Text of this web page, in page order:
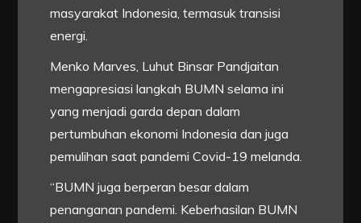
masyarakat Indonesia, termasuk transisi
energi.
Menko Marves, Luhut Binsar Pandjaitan
mengapresiasi langkah BUMN selama ini
yang menjadi garda depan dalam
pertumbuhan ekonomi Indonesia dan juga
pemulihan saat pandemi Covid-19 melanda.
“BUMN juga berperan besar dalam
penanganan pandemi. Keberhasilan BUMN